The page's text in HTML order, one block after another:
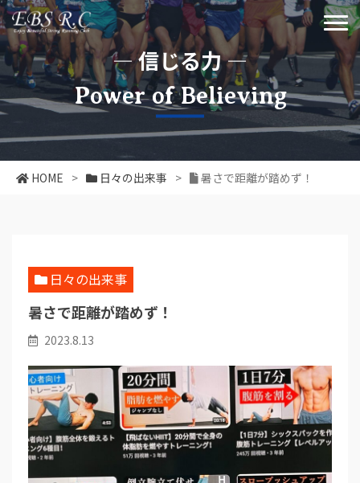
― 信じる力 ―
Power of Believing
HOME > 日々の出来事 > 暑さで距離が踏めず！
日々の出来事
暑さで距離が踏めず！
2023.8.13